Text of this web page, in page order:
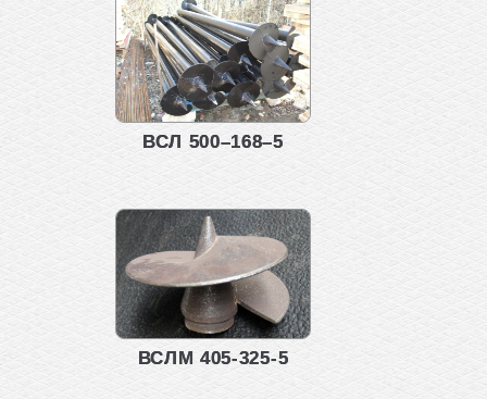
ВСЛ 500–168–5
ВСЛМ 405-325-5